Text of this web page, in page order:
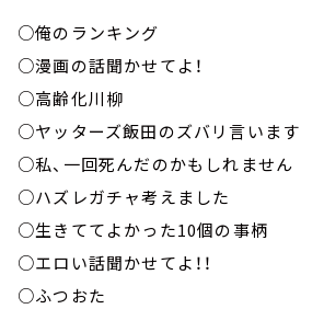
○俺のランキング
○漫画の話聞かせてよ！
○高齢化川柳
○ヤッターズ飯田のズバリ言います
○私、一回死んだのかもしれません
○ハズレガチャ考えました
○生きててよかった10個の事柄
○エロい話聞かせてよ！！
○ふつおた